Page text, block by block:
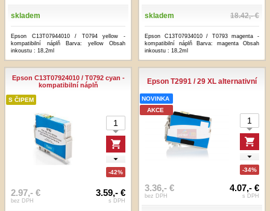
skladem
Epson C13T07944010 / T0794 yellow -
kompatibilní náplň Barva: yellow Obsah
inkoustu : 18,2ml
skladem 18.42,- €
Epson C13T07934010 / T0793 magenta -
kompatibilní náplň Barva: magenta Obsah
inkoustu : 18,2ml
Epson C13T07924010 / T0792 cyan -
kompatibilní náplň
S ČIPEM
-42%
2.97,- €
bez DPH
3.59,- €
s DPH
Epson T2991 / 29 XL alternativní
NOVINKA
AKCE
-34%
3.36,- €
bez DPH
4.07,- €
s DPH